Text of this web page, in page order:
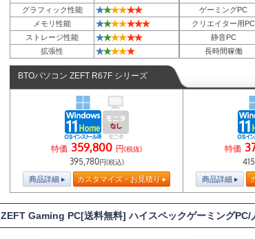
グラフィック性能
★★★★★★ ゲーミングPC
メモリ性能
★★★★★★★ クリエイター用PC
ストレージ性能
★★★★★★ 静音PC
拡張性
★★★★★ 長時間稼働
BTOパソコン ZEFT R67F シリーズ
特価 359,800 円(税抜)
395,780円(税込)
商品詳細 カスタマイズ・お見積り
特価
商品詳細
ZEFT Gaming PC[送料無料] ハイスペックゲーミング